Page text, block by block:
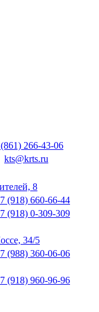
266-43-06
kts@krts.ru
8
(918) 660-66-44
(918) 0-309-309
34/5
(988) 360-06-06
(918) 960-96-96